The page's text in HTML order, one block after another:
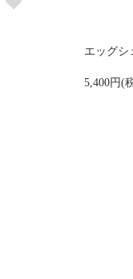
エッグシ
5,400円(